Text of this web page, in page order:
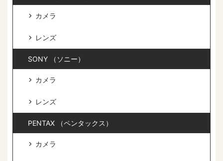
カメラ
レンズ
SONY （ソニー）
カメラ
レンズ
PENTAX （ペンタックス）
カメラ